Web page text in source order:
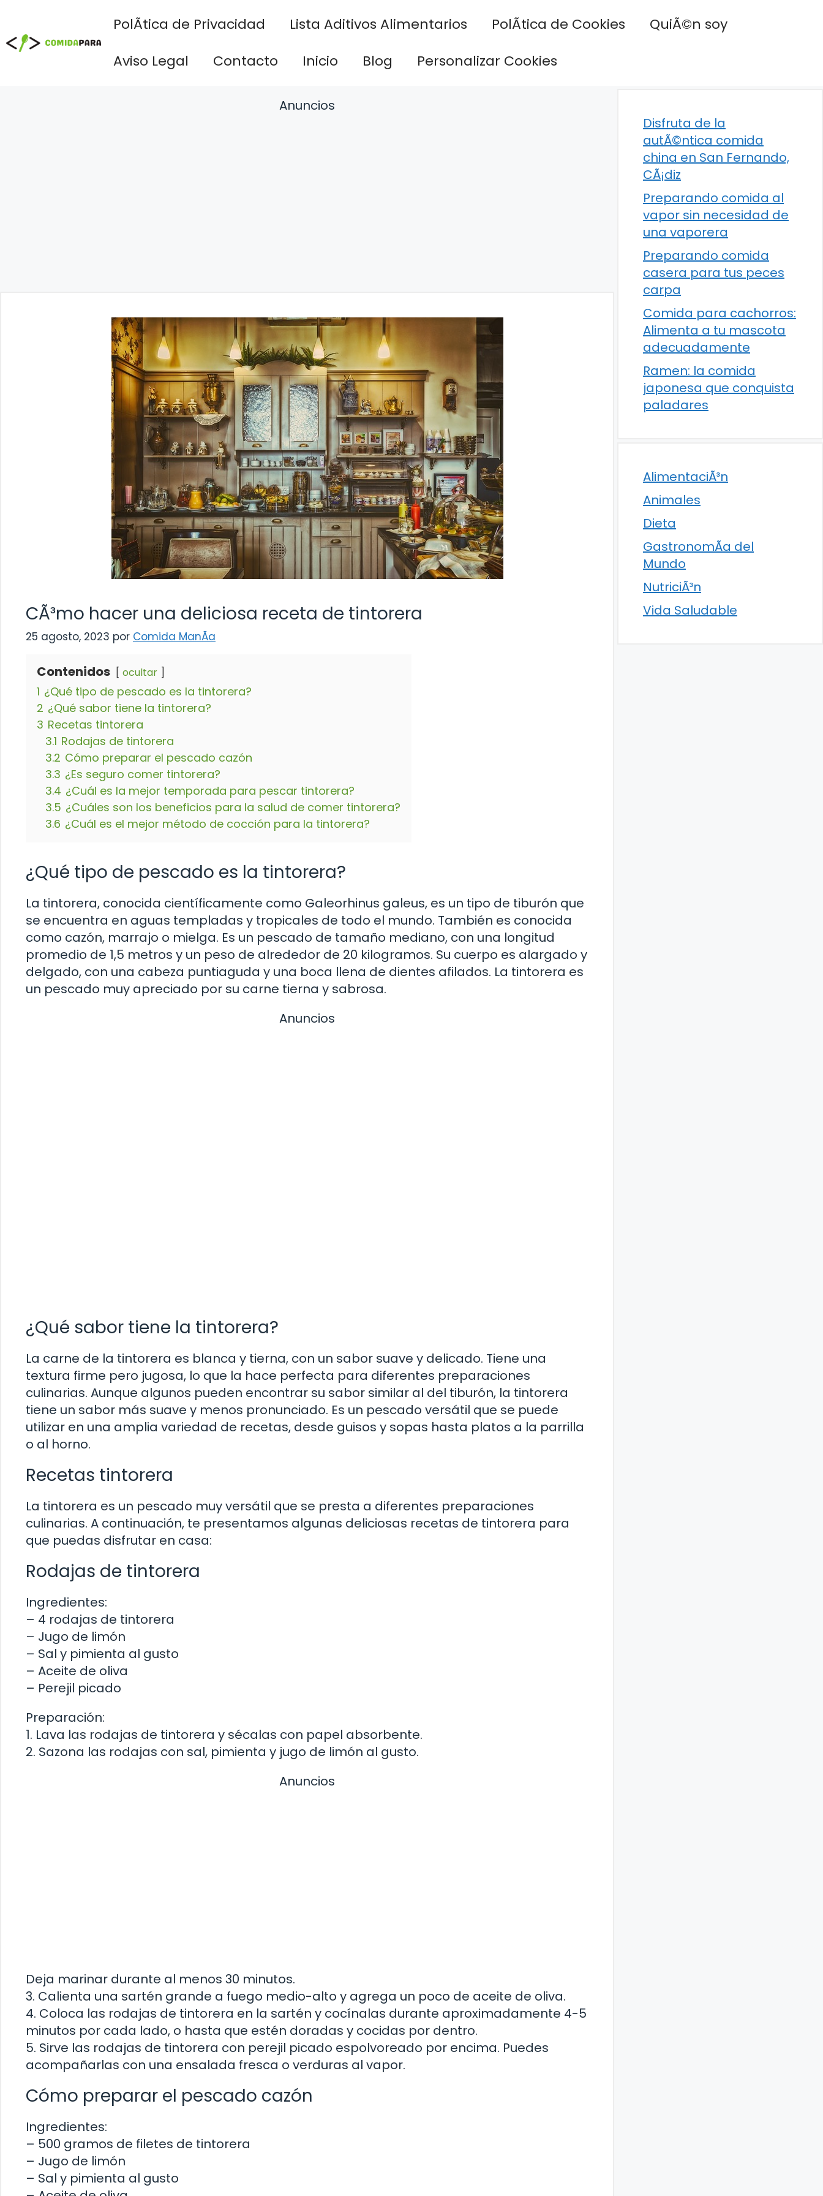
contenido
PolÃ­tica de Privacidad Lista Aditivos Alimentarios PolÃ­tica de Cookies
QuiÃ©n soy
Aviso Legal
Contacto Inicio Blog Personalizar Cookies
Anuncios
CÃ³mo hacer una deliciosa receta de tintorera
25 agosto, 2023 por Comida ManÃ­a
Contenidos ocultar
1 ¿Qué tipo de pescado es la tintorera?
2 ¿Qué sabor tiene la tintorera?
3 Recetas tintorera
3.1 Rodajas de tintorera
3.2 Cómo preparar el pescado cazón
3.3 ¿Es seguro comer tintorera?
3.4 ¿Cuál es la mejor temporada para pescar tintorera?
3.5 ¿Cuáles son los beneficios para la salud de comer tintorera?
3.6 ¿Cuál es el mejor método de cocción para la tintorera?
¿Qué tipo de pescado es la tintorera?
La tintorera, conocida científicamente como Galeorhinus galeus, es un tipo de tiburón que
se encuentra en aguas templadas y tropicales de todo el mundo. También es conocida
como cazón, marrajo o mielga. Es un pescado de tamaño mediano, con una longitud
promedio de 1,5 metros y un peso de alrededor de 20 kilogramos. Su cuerpo es alargado y
delgado, con una cabeza puntiaguda y una boca llena de dientes afilados. La tintorera es
un pescado muy apreciado por su carne tierna y sabrosa.
Anuncios
¿Qué sabor tiene la tintorera?
La carne de la tintorera es blanca y tierna, con un sabor suave y delicado. Tiene una
textura firme pero jugosa, lo que la hace perfecta para diferentes preparaciones
culinarias. Aunque algunos pueden encontrar su sabor similar al del tiburón, la tintorera
tiene un sabor más suave y menos pronunciado. Es un pescado versátil que se puede
utilizar en una amplia variedad de recetas, desde guisos y sopas hasta platos a la parrilla
o al horno.
Recetas tintorera
La tintorera es un pescado muy versátil que se presta a diferentes preparaciones
culinarias. A continuación, te presentamos algunas deliciosas recetas de tintorera para
que puedas disfrutar en casa:
Rodajas de tintorera
Ingredientes:
– 4 rodajas de tintorera
– Jugo de limón
– Sal y pimienta al gusto
– Aceite de oliva
– Perejil picado
Preparación:
1. Lava las rodajas de tintorera y sécalas con papel absorbente.
2. Sazona las rodajas con sal, pimienta y jugo de limón al gusto.
Anuncios
Deja marinar durante al menos 30 minutos.
3. Calienta una sartén grande a fuego medio-alto y agrega un poco de aceite de oliva.
4. Coloca las rodajas de tintorera en la sartén y cocínalas durante aproximadamente 4-5
minutos por cada lado, o hasta que estén doradas y cocidas por dentro.
5. Sirve las rodajas de tintorera con perejil picado espolvoreado por encima. Puedes
acompañarlas con una ensalada fresca o verduras al vapor.
Cómo preparar el pescado cazón
Ingredientes:
– 500 gramos de filetes de tintorera
– Jugo de limón
– Sal y pimienta al gusto
Disfruta de la
autÃ©ntica comida
china en San Fernando,
CÃ¡diz
Preparando comida al
vapor sin necesidad de
una vaporera
Preparando comida
casera para tus peces
carpa
Comida para cachorros:
Alimenta a tu mascota
adecuadamente
Ramen: la comida
japonesa que conquista
paladares
AlimentaciÃ³n
Animales
Dieta
GastronomÃ­a del
Mundo
NutriciÃ³n
Vida Saludable